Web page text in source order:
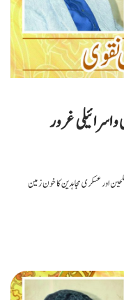
اسرائیلی غرور
اور عسکری مجاہدین کا خون زمین